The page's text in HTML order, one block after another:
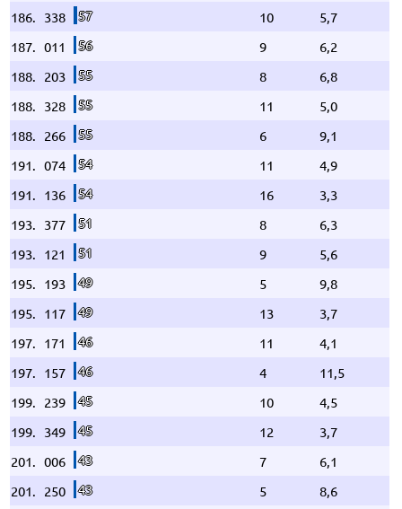
186. 338 57 10
5,7
187. 011 56 9
6,2
188. 203 55 8
6,8
188. 328 55 11
5,0
188. 266 55 6
9,1
191. 074 54 11
4,9
191. 136 54 16
3,3
193. 377 51 8
6,3
193. 121 51 9
5,6
195. 193 49 5
9,8
195. 117 49 13
3,7
197. 171 46 11
4,1
197. 157 46 4
11,5
199. 239 45 10
4,5
199. 349 45 12
3,7
201. 006 43 7
6,1
201. 250 43 5
8,6